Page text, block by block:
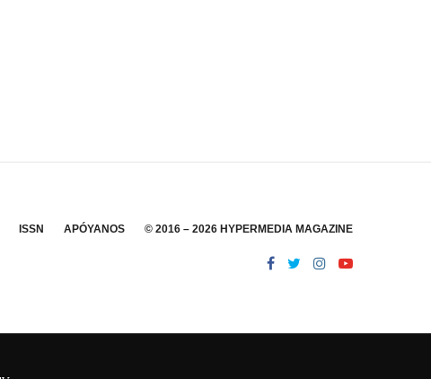
ISSN APÓYANOS © 2016 – 2026 HYPERMEDIA MAGAZINE